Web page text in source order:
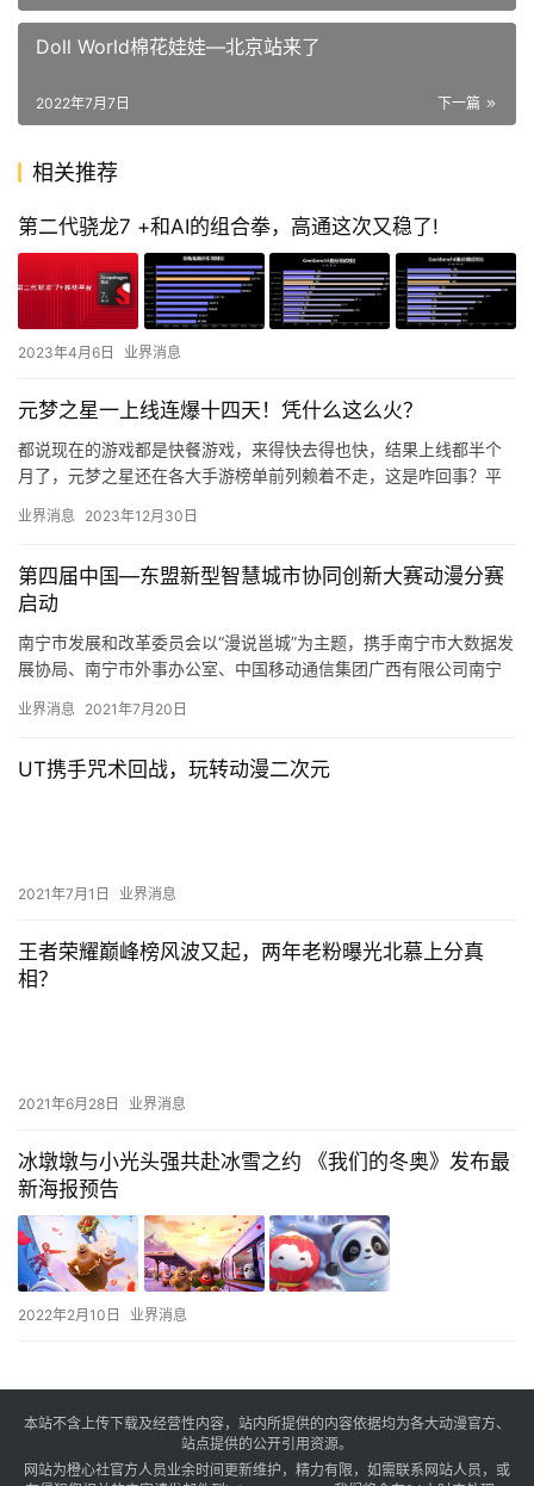
Doll World棉花娃娃—北京站来了
下一篇
2022年7月7日
相关推荐
第二代骁龙7 +和AI的组合拳，高通这次又稳了!
2023年4月6日 业界消息
元梦之星一上线连爆十四天！凭什么这么火？
都说现在的游戏都是快餐游戏，来得快去得也快，结果上线都半个
月了，元梦之星还在各大手游榜单前列赖着不走，这是咋回事？平
其道而…
业界消息 2023年12月30日
第四届中国—东盟新型智慧城市协同创新大赛动漫分赛
启动
南宁市发展和改革委员会以“漫说邕城”为主题，携手南宁市大数据发
展协局、南宁市外事办公室、中国移动通信集团广西有限公司南宁
展…
业界消息 2021年7月20日
UT携手咒术回战，玩转动漫二次元
2021年7月1日 业界消息
王者荣耀巅峰榜风波又起，两年老粉曝光北慕上分真
相？
2021年6月28日 业界消息
冰墩墩与小光头强共赴冰雪之约 《我们的冬奥》发布最
新海报预告
2022年2月10日 业界消息
本站不含上传下载及经营性内容，站内所提供的内容依据均为各大动漫官方、
站点提供的公开引用资源。
网站为橙心社官方人员业余时间更新维护，精力有限，如需联系网站人员，或